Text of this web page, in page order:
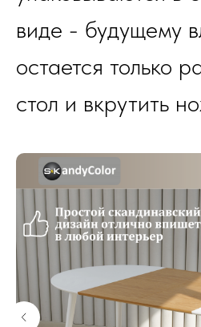
виде - будущему
остается только
стол и вкрутить